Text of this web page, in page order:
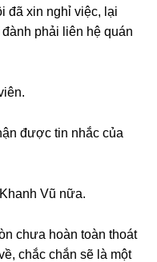
đã xin nghỉ việc, lại
phải liên hệ quán
được tin nhắc của
Vũ nữa.
chưa hoàn toàn thoát
chắc chắn ѕẽ là một